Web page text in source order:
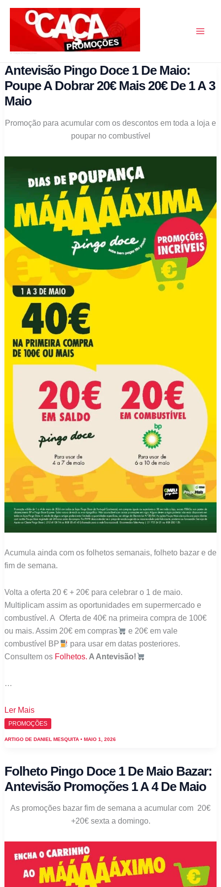
Antevisão Pingo Doce 1 De Maio:
Poupe A Dobrar 20€ Mais 20€ De 1 A 3
Maio
Promoção para acumular com os descontos em toda a loja e
poupar no combustível
Acumula ainda com os folhetos semanais, folheto bazar e de
fim de semana.
Volta a oferta 20 € + 20€ para celebrar o 1 de maio.
Multiplicam assim as oportunidades em supermercado e
combustível. A Oferta de 40€ na primeira compra de 100€
ou mais. Assim 20€ em compras
e 20€ em vale
combustível BP
para usar em datas posteriores.
Consultem os Folhetos. A Antevisão!
…
Antevisão
Pingo
maio:
Poupe
Dobrar
20€
Ler Mais
PROMOÇÕES
ARTIGO DE DANIEL MESQUITA • MAIO 1, 2026
Folheto Pingo Doce 1 De Maio Bazar:
Antevisão Promoções 1 A 4 De Maio
As promoções bazar fim de semana a acumular com 20€
+20€ sexta a domingo.